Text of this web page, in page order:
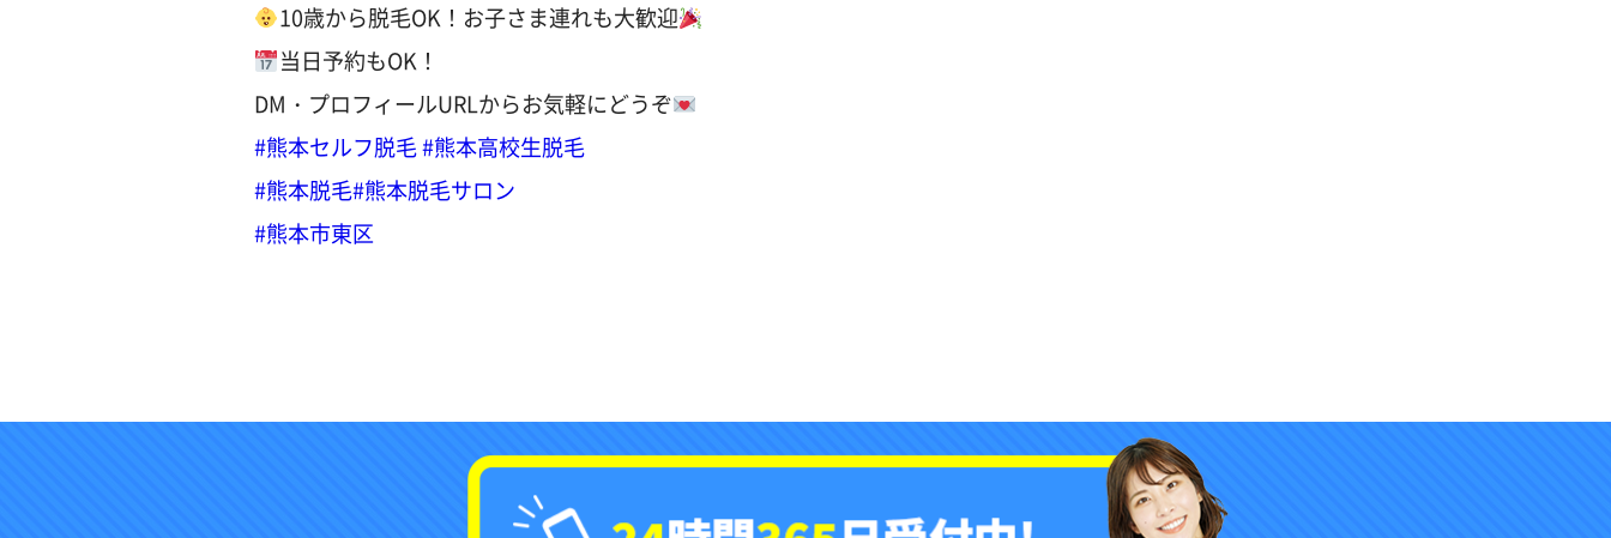
10歳から脱毛OK！お子さま連れも大歓迎
当日予約もOK！
DM・プロフィールURLからお気軽にどうぞ
#熊本セルフ脱毛#熊本高校生脱毛
#熊本脱毛#熊本脱毛サロン
#熊本市東区